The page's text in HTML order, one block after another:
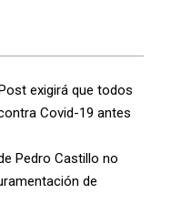
exigirá que todos
Covid-19 antes
Pedro Castillo no
de